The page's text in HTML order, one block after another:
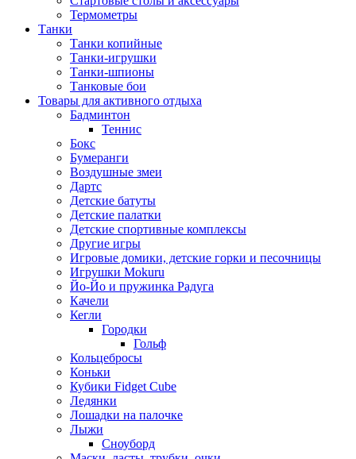
Термометры
Танки
Танки копийные
Танки-игрушки
Танки-шпионы
Танковые бои
Товары для активного отдыха
Бадминтон
Теннис
Бокс
Бумеранги
Воздушные змеи
Дартс
Детские батуты
Детские палатки
Детские спортивные комплексы
Другие игры
Игровые домики, детские горки и песочницы
Игрушки Mokuru
Йо-Йо и пружинка Радуга
Качели
Кегли
Городки
Гольф
Кольцебросы
Коньки
Кубики Fidget Cube
Ледянки
Лошадки на палочке
Лыжи
Сноуборд